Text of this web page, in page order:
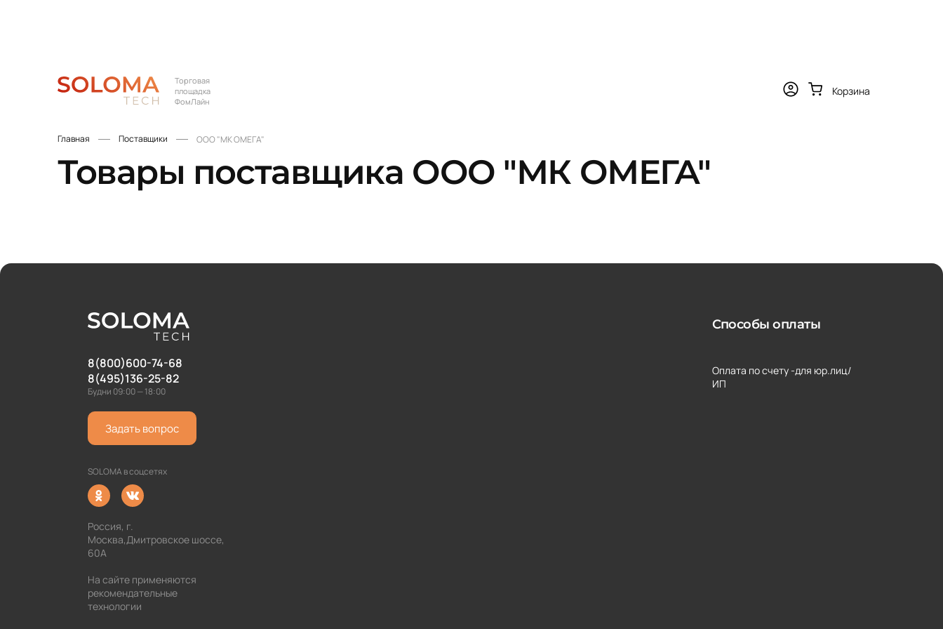
Торговая
площадка
ФомЛайн
Корзина
Главная Поставщики ООО "МК ОМЕГА"
Товары поставщика ООО "МК ОМЕГА"
8(800)600-74-68
8(495)136-25-82
Будни 09:00 — 18:00
Задать вопрос
SOLOMA в соцсетях
Способы оплаты
Оплата по счету -для юр.лиц/
ИП
Россия, г.
Москва,Дмитровское шоссе,
60А
На сайте применяются
рекомендательные
технологии